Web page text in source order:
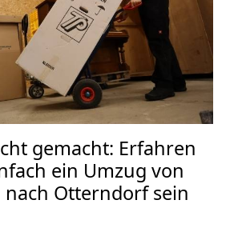
gemacht: Erfahren
ein Umzug von
Otterndorf sein